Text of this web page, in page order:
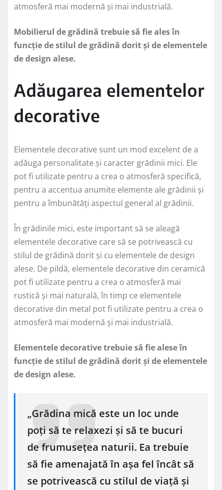
atmosferă mai modernă și mai industrială.
Mobilierul de grădină trebuie să fie ales în
funcție de stilul de grădină dorit și de elementele
de design alese.
Adăugarea elementelor
decorative
Elementele decorative sunt un mod excelent de a
adăuga personalitate și caracter grădinii mici. Ele
pot fi utilizate pentru a crea o atmosferă specifică,
pentru a accentua anumite elemente ale grădinii și
pentru a îmbunătăți aspectul general al grădinii.
În grădinile mici, este important să se aleagă
elementele decorative care să se potrivească cu
stilul de grădină dorit și cu elementele de design
alese. De pildă, elementele decorative din ceramică
pot fi utilizate pentru a crea o atmosferă mai
rustică și mai naturală, în timp ce elementele
decorative din metal pot fi utilizate pentru a crea o
atmosferă mai modernă și mai industrială.
Elementele decorative trebuie să fie alese în
funcție de stilul de grădină dorit și de elementele
de design alese.
„Grădina mică este un loc unde
poți să te relaxezi și să te bucuri
de frumusețea naturii. Ea trebuie
să fie amenajată în așa fel încât să
se potrivească cu stilul de viață și